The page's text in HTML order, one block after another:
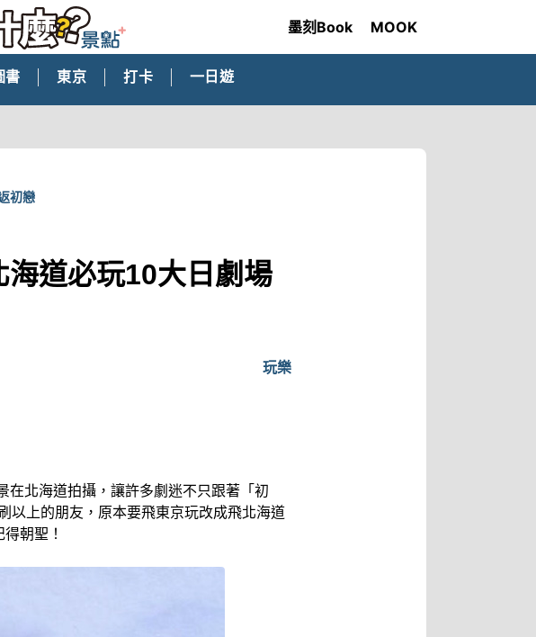
墨刻Book MOOK
書 東京 打卡 一日遊
初戀
道必玩10大日劇場
玩樂
在北海道拍攝，讓許多劇迷不只跟著「初
以上的朋友，原本要飛東京玩改成飛北海道
朝聖！